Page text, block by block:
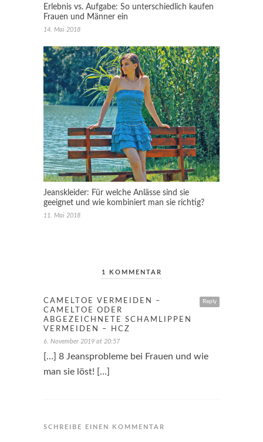
Erlebnis vs. Aufgabe: So unterschiedlich kaufen
Frauen und Männer ein
14. Mai 2018
Jeanskleider: Für welche Anlässe sind sie
geeignet und wie kombiniert man sie richtig?
11. Mai 2018
1 KOMMENTAR
Reply
CAMELTOE VERMEIDEN –
CAMELTOE ODER
ABGEZEICHNETE SCHAMLIPPEN
VERMEIDEN – HCZ
6. November 2019 at 20:57
[…] 8 Jeansprobleme bei Frauen und wie
man sie löst! […]
SCHREIBE EINEN KOMMENTAR